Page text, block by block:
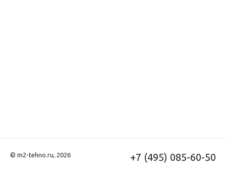
© m2-tehno.ru, 2026 +7 (495) 085-60-50